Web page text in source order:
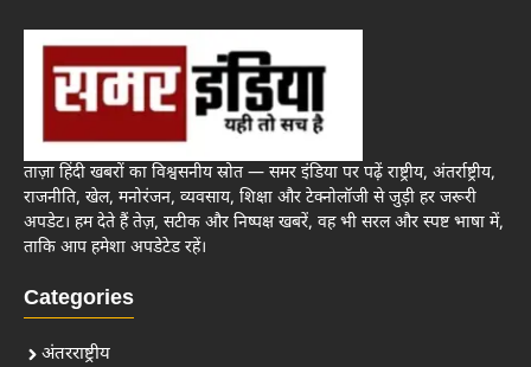
ताज़ा हिंदी खबरों का विश्वसनीय स्रोत — समर इंडिया पर पढ़ें राष्ट्रीय, अंतर्राष्ट्रीय,
राजनीति, खेल, मनोरंजन, व्यवसाय, शिक्षा और टेक्नोलॉजी से जुड़ी हर जरूरी
अपडेट। हम देते हैं तेज़, सटीक और निष्पक्ष खबरें, वह भी सरल और स्पष्ट भाषा में,
ताकि आप हमेशा अपडेटेड रहें।
Categories
अंतरराष्ट्रीय